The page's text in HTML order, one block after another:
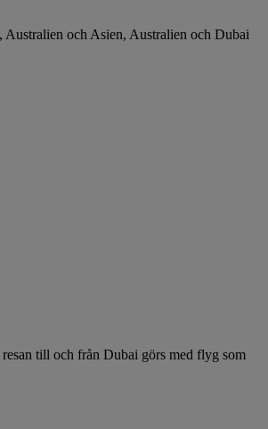
och Asien, Australien och Dubai
till och från Dubai görs med flyg som